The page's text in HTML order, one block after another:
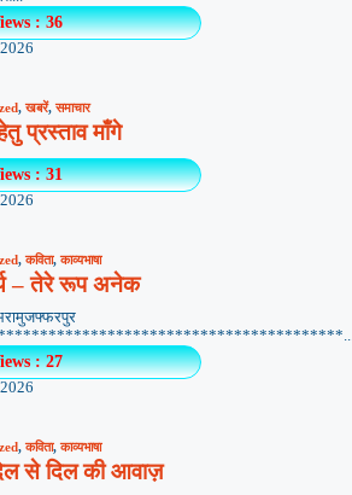
: 36
,खबरें,समाचार
प्रस्ताव माँगे
: 31
,कविता,काव्यभाषा
– तेरे रूप अनेक
: 27
,कविता,काव्यभाषा
से दिल की आवाज़